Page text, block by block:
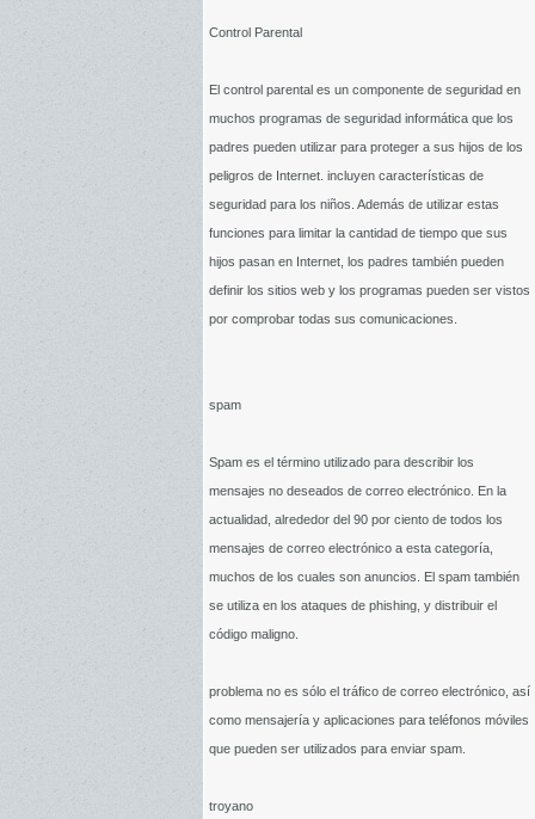
Control Parental
El control parental es un componente de seguridad en
muchos programas de seguridad informática que los
padres pueden utilizar para proteger a sus hijos de los
peligros de Internet. incluyen características de
seguridad para los niños. Además de utilizar estas
funciones para limitar la cantidad de tiempo que sus
hijos pasan en Internet, los padres también pueden
definir los sitios web y los programas pueden ser vistos
por comprobar todas sus comunicaciones.
spam
Spam es el término utilizado para describir los
mensajes no deseados de correo electrónico. En la
actualidad, alrededor del 90 por ciento de todos los
mensajes de correo electrónico a esta categoría,
muchos de los cuales son anuncios. El spam también
se utiliza en los ataques de phishing, y distribuir el
código maligno.
problema no es sólo el tráfico de correo electrónico, así
como mensajería y aplicaciones para teléfonos móviles
que pueden ser utilizados para enviar spam.
troyano